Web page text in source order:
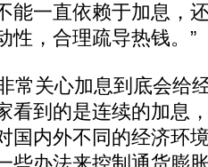
能一直依赖于加息，
性，合理疏导热钱。”
常关心加息到底会给
看到的是连续的加息
国内外不同的经济环